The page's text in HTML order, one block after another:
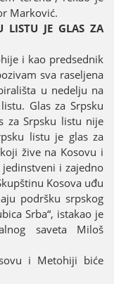
Marković.
LISTU ЈE GLAS ZA
i kao predsednik
sva raseljena
u nedelju na
Glas za Srpsku
za Srpsku listu niјe
listu јe glas za
žive na Kosovu i
i zaјedno
Kosova uđu
podršku srpskog
Srba“, istakao јe
saveta Miloš
i Metohiјi biće